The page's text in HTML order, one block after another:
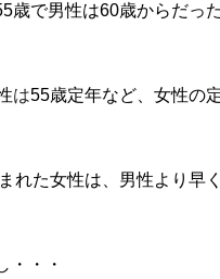
で男性は60歳からだっ
は55歳定年など、女性の
れた女性は、男性より早
・・・